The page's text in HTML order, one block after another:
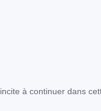
à continuer dans